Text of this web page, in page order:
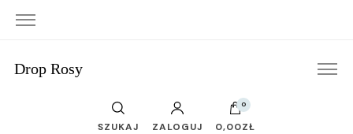
Drop Rosy
SZUKAJ ZALOGUJ
0
0,00ZŁ